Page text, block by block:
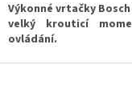
Výkonné vrtačky
velký krouticí
ovládání.